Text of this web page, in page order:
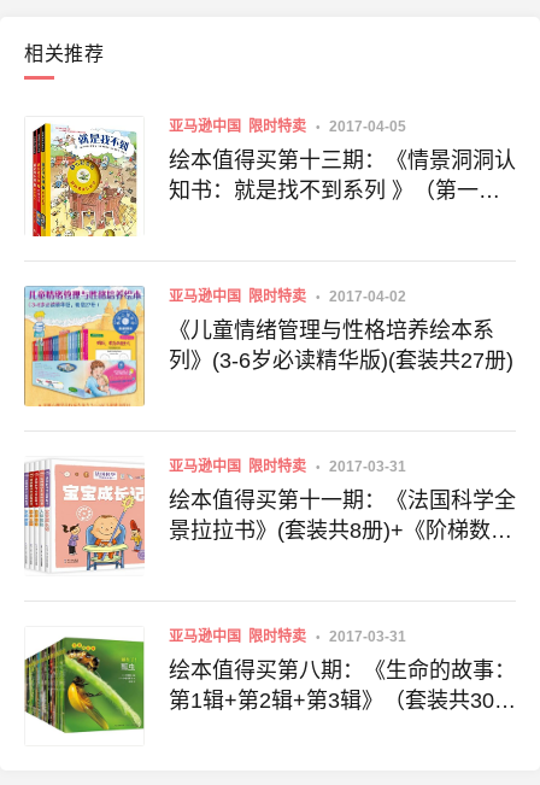
相关推荐
亚马逊中国 限时特卖 2017-04-05
绘本值得买第十三期：《情景洞洞认
知书：就是找不到系列 》（第一辑
亚马逊中国 限时特卖 2017-04-02
《儿童情绪管理与性格培养绘本系
列》(3-6岁必读精华版)(套装共27册)
亚马逊中国 限时特卖 2017-03-31
绘本值得买第十一期：《法国科学全
景拉拉书》(套装共8册)+《阶梯数学
亚马逊中国 限时特卖 2017-03-31
绘本值得买第八期：《生命的故事：
第1辑+第2辑+第3辑》（套装共30